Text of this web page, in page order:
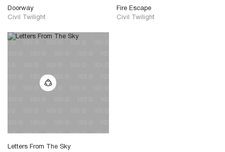
Doorway
Civil Twilight
Fire Escape
Civil Twilight
Letters From The Sky